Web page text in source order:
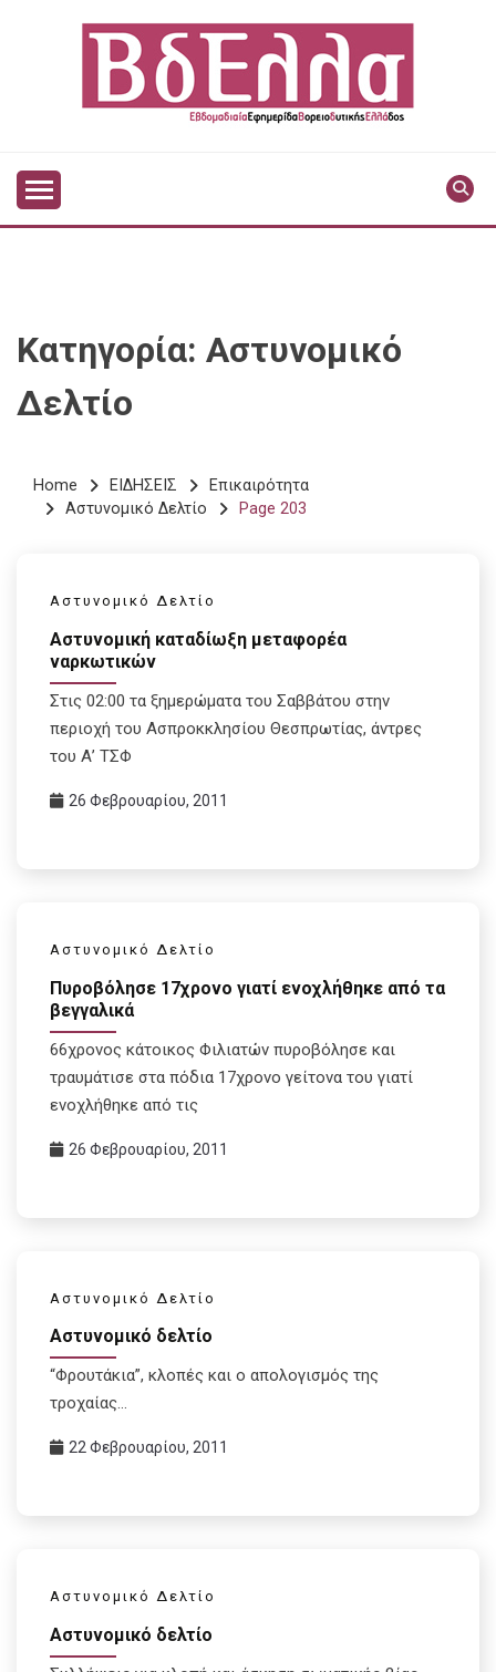
VDELLA
Κατηγορία: Αστυνομικό
Δελτίο
Home ΕΙΔΗΣΕΙΣ
Επικαιρότητα
Αστυνομικό Δελτίο
Page 203
Αστυνομικό Δελτίο
Αστυνομική καταδίωξη μεταφορέα
ναρκωτικών
Στις 02:00 τα ξημερώματα του Σαββάτου στην
περιοχή του Ασπροκκλησίου Θεσπρωτίας, άντρες
του Α’ ΤΣΦ
26 Φεβρουαρίου, 2011
Αστυνομικό Δελτίο
Πυροβόλησε 17χρονο γιατί ενοχλήθηκε από τα
βεγγαλικά
66χρονος κάτοικος Φιλιατών πυροβόλησε και
τραυμάτισε στα πόδια 17χρονο γείτονα του γιατί
ενοχλήθηκε από τις
26 Φεβρουαρίου, 2011
Αστυνομικό Δελτίο
Αστυνομικό δελτίο
“Φρουτάκια”, κλοπές και ο απολογισμός της
τροχαίας…
22 Φεβρουαρίου, 2011
Αστυνομικό Δελτίο
Αστυνομικό δελτίο